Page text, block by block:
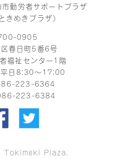
勤労者サポートプラザ
きめきプラザ）
0905
春日町5番6号
福祉センター1階
日8:30～17:00
223-6364
223-6384
Tokimeki Plaza.